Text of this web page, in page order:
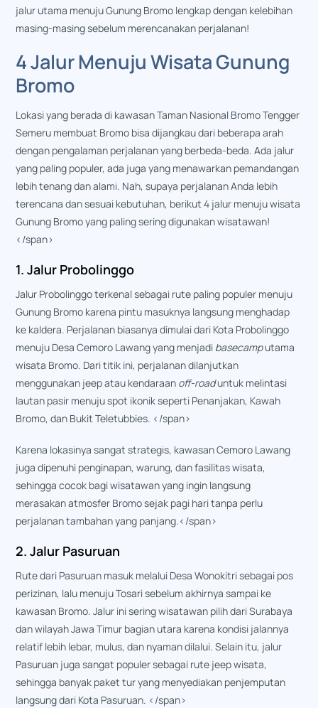
jalur utama menuju Gunung Bromo lengkap dengan kelebihan
masing-masing sebelum merencanakan perjalanan!
4 Jalur MenujuWisata Gunung
Bromo
Lokasi yang berada di kawasan Taman Nasional Bromo Tengger
Semeru membuat Bromo bisa dijangkau dari beberapa arah
dengan pengalaman perjalanan yang berbeda-beda. Ada jalur
yang paling populer, ada juga yang menawarkan pemandangan
lebih tenang dan alami. Nah, supaya perjalanan Anda lebih
terencana dan sesuai kebutuhan, berikut 4 jalur menujuwisata
Gunung Bromoyang paling sering digunakan wisatawan!
</span>
1. Jalur Probolinggo
Jalur Probolinggo terkenal sebagai rute paling populer menuju
Gunung Bromo karena pintu masuknya langsung menghadap
ke kaldera. Perjalanan biasanya dimulai dari Kota Probolinggo
menuju Desa Cemoro Lawang yang menjadi basecamputama
wisata Bromo. Dari titik ini, perjalanan dilanjutkan
menggunakan jeep atau kendaraan off-roaduntuk melintasi
lautan pasir menuju spot ikonik seperti Penanjakan, Kawah
Bromo, dan Bukit Teletubbies. </span>
Karena lokasinya sangat strategis, kawasan Cemoro Lawang
juga dipenuhi penginapan, warung, dan fasilitas wisata,
sehingga cocok bagi wisatawan yang ingin langsung
merasakan atmosfer Bromo sejak pagi hari tanpa perlu
perjalanan tambahan yang panjang.</span>
2. Jalur Pasuruan
Rute dari Pasuruan masuk melalui Desa Wonokitri sebagai pos
perizinan, lalu menuju Tosari sebelum akhirnya sampai ke
kawasan Bromo. Jalur ini sering wisatawan pilih dari Surabaya
dan wilayah Jawa Timur bagian utara karena kondisi jalannya
relatif lebih lebar, mulus, dan nyaman dilalui. Selain itu, jalur
Pasuruan juga sangat populer sebagai rute jeep wisata,
sehingga banyak paket tur yang menyediakan penjemputan
langsung dari Kota Pasuruan. </span>